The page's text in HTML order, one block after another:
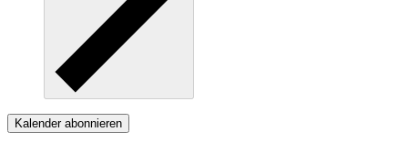
Kalender abonnieren